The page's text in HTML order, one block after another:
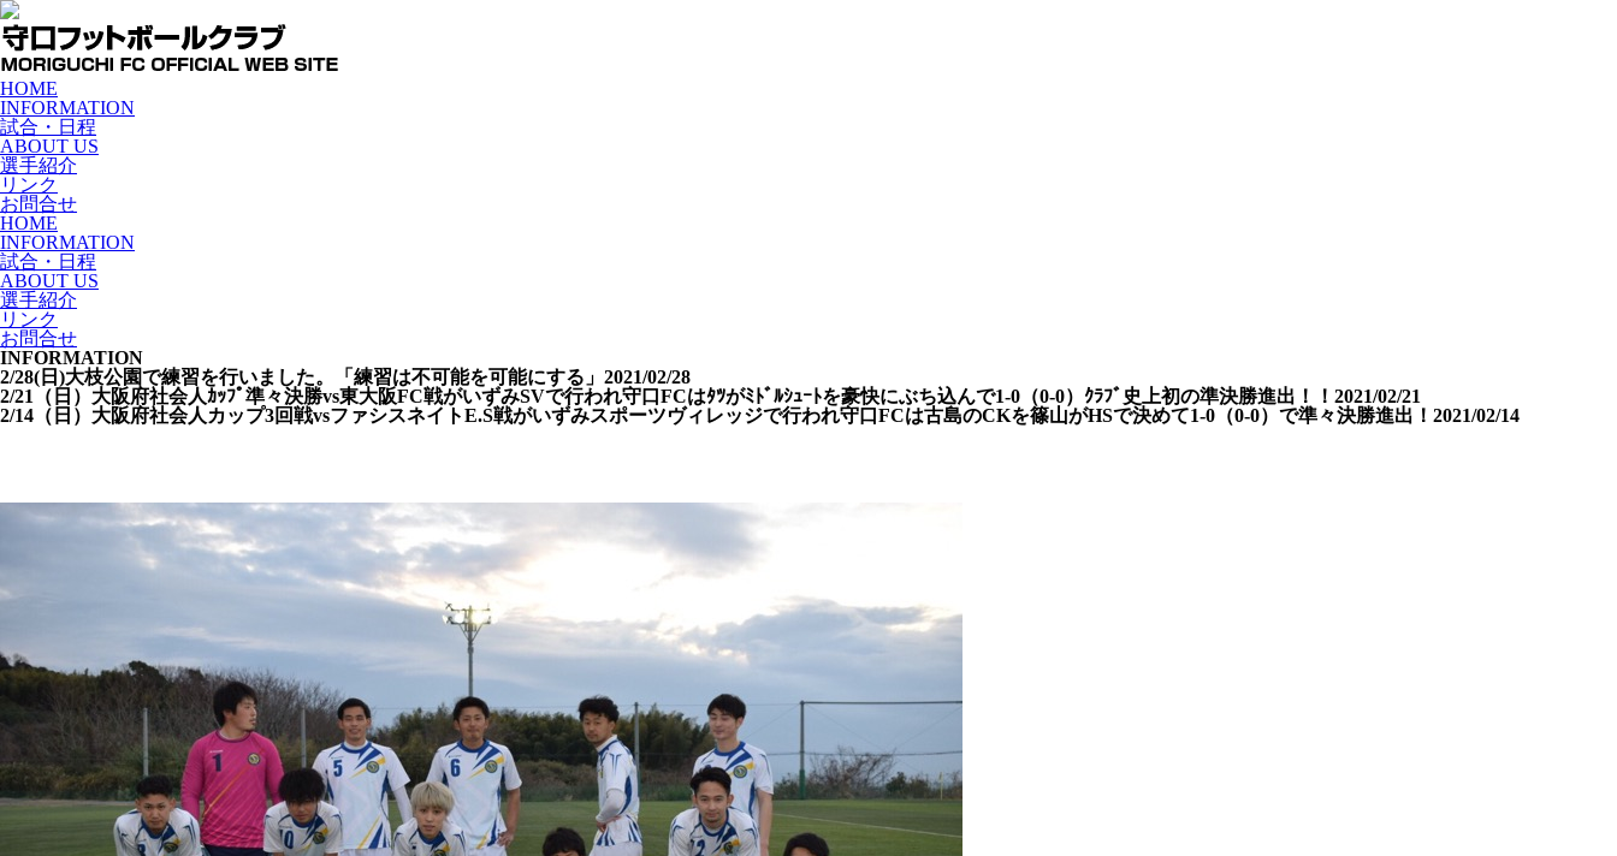
HOME
INFORMATION
試合・日程
ABOUT US
選手紹介
リンク
お問合せ
HOME
INFORMATION
試合・日程
ABOUT US
選手紹介
リンク
お問合せ
INFORMATION
2/28(日)大枝公園で練習を行いました。「練習は不可能を可能にする」 2021/02/28
2/21（日）大阪府社会人ｶｯﾌﾟ準々決勝vs東大阪FC戦がいずみSVで行われ守口FCはﾀﾂがﾐﾄﾞﾙｼｭｰﾄを豪快にぶち込んで1-0（0-0）ｸﾗﾌﾞ史上初の準決勝進出！！ 2021/02/21
2/14（日）大阪府社会人カップ3回戦vsファシスネイトE.S戦がいずみスポーツヴィレッジで行われ守口FCは古島のCKを篠山がHSで決めて1-0（0-0）で準々決勝進出！ 2021/02/14